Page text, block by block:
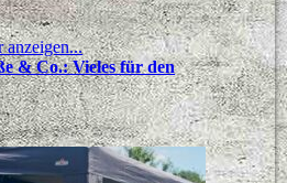
anzeigen...
& Co.: Vieles für den